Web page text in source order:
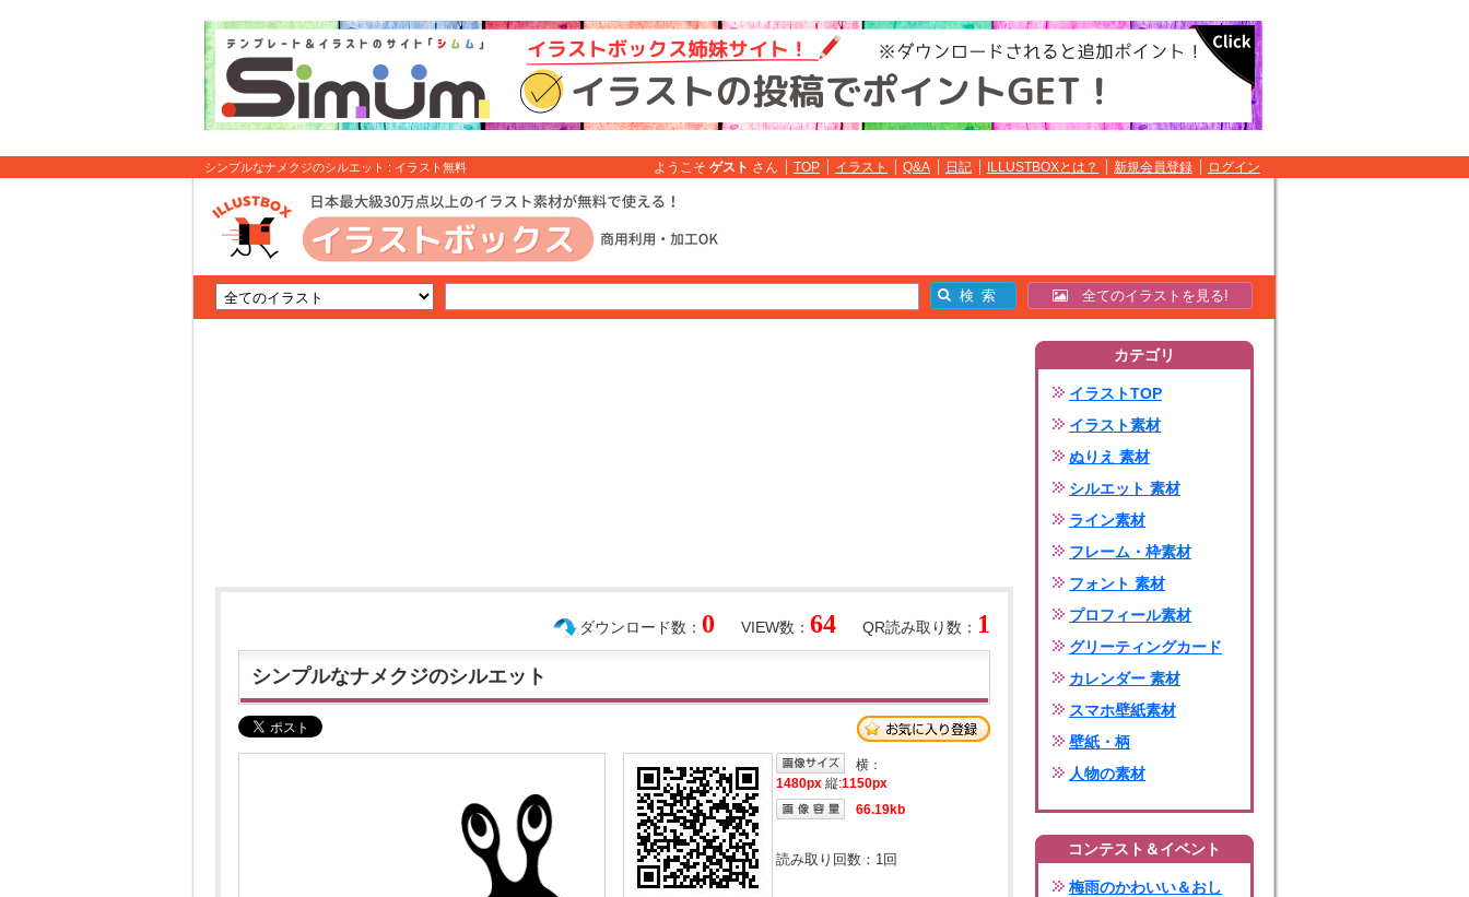
シンプルなナメクジのシルエット : イラスト無料 ようこそ ゲスト さん TOP イラスト Q&A 日記 ILLUSTBOXとは？ 新規会員登録 ログイン
全てのイラストを見る!
QR読み取り数： 1
VIEW数： 64
ダウンロード数： 0
シンプルなナメクジのシルエット
横：
1480px 縦:1150px
66.19kb
読み取り回数： 1回
カテゴリ
イラストTOP
イラスト素材
ぬりえ 素材
シルエット 素材
ライン素材
フレーム・枠素材
フォント 素材
プロフィール素材
グリーティングカード
カレンダー 素材
スマホ壁紙素材
壁紙・柄
人物の素材
コンテスト＆イベント
梅雨のかわいい＆おし